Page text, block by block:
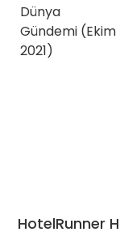
HotelRunner